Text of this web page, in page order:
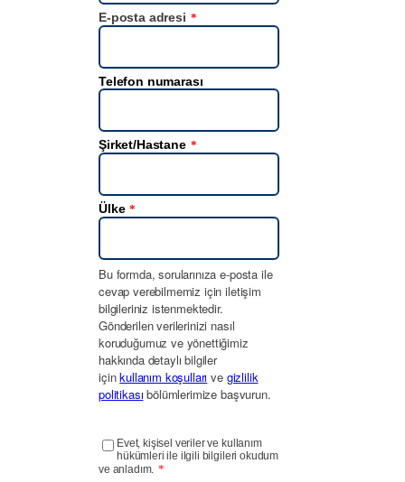
E-posta adresi *
Telefon numarası
Şirket/Hastane *
Ülke *
Bu formda, sorularınıza e-posta ile
cevap verebilmemiz için iletişim
bilgileriniz istenmektedir.
Gönderilen verilerinizi nasıl
koruduğumuz ve yönettiğimiz
hakkında detaylı bilgiler
içinkullanım koşulları ve gizlilik
politikası bölümlerimize başvurun.
Evet, kişisel veriler ve kullanım
hükümleri ile ilgili bilgileri okudum
ve anladım. *